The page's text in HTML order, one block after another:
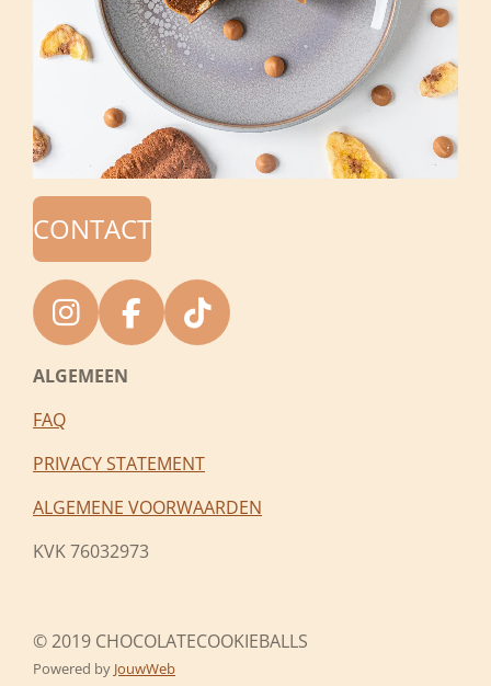
CONTACT
I
n
s
t
a
g
r
a
F
a
b
o
o
k
T
i
o
k
ALGEMEEN
FAQ
PRIVACY STATEMENT
ALGEMENE VOORWAARDEN
KVK 76032973
© 2019 CHOCOLATECOOKIEBALLS
Powered by JouwWeb